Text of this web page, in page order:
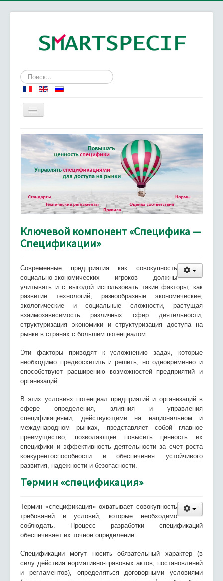
Искать...
Главная
Специфика - Спецификации
Наши услуги
Наш подход и наши ценности
Ключевой компонент «Специфика —
Спецификации»
Современные предприятия как совокупность
социально-экономических игроков должны
учитывать и с выгодой использовать такие факторы, как
развитие технологий, разнообразные экономические,
экологические и социальные сложности, растущая
взаимозависимость различных сфер деятельности,
структуризация экономики и структуризация доступа на
рынки в странах с большим потенциалом.
Эти факторы приводят к усложнению задач, которые
необходимо предвосхитить и решить, но одновременно и
способствуют расширению возможностей предприятий и
организаций.
В этих условиях потенциал предприятий и организаций в
сфере определения, влияния и управления
спецификациями, действующими на национальном и
международном рынках, представляет собой главное
преимущество, позволяющее повысить ценность их
специфики и эффективность деятельности за счет роста
конкурентоспособности и обеспечения устойчивого
развития, надежности и безопасности.
Термин «спецификация»
Термин «спецификация» охватывает совокупность
требований и условий, которые необходимо
соблюдать. Процесс разработки спецификаций
обеспечивает их точное определение.
Спецификации могут носить обязательный характер (в
силу действия нормативно-правовых актов, постановлений
и регламентов), определяться договорными условиями